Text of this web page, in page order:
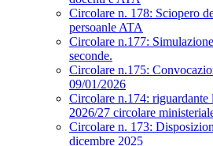
Circolare n. 178: Sciopero
persoanle ATA
Circolare n.177:
seconde.
Circolare n.175:
09/01/2026
Circolare n.174: riguardante
2026/27 circolare
Circolare n. 173:
dicembre 2025